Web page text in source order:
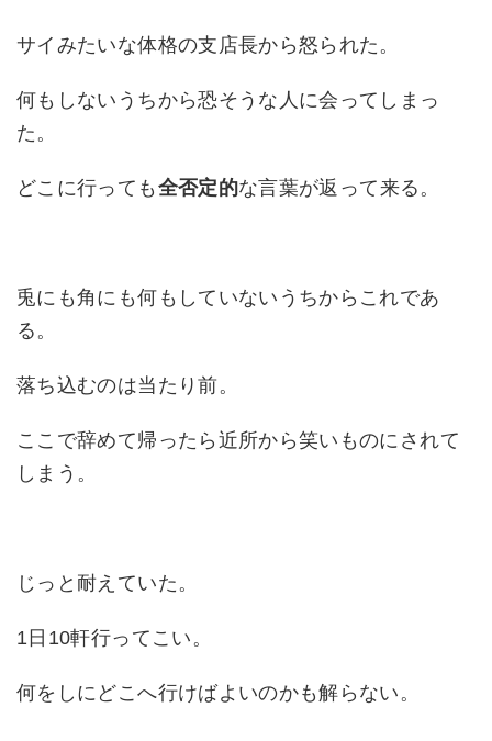
サイみたいな体格の支店長から怒られた。
何もしないうちから恐そうな人に会ってしまっ
た。
どこに行っても 全否定的な言葉が返って来る。
兎にも角にも何もしていないうちからこれであ
る。
落ち込むのは当たり前。
ここで辞めて帰ったら近所から笑いものにされて
しまう。
じっと耐えていた。
1日10軒行ってこい。
何をしにどこへ行けばよいのかも解らない。